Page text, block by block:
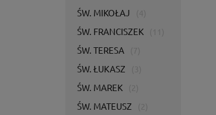
ŚW. MIKOŁAJ
ŚW. FRANCISZEK
ŚW. TERESA
ŚW. ŁUKASZ
ŚW. MAREK
ŚW. MATEUSZ
Ornat zielony z bogatym haftem IHS -
KOR/056/01/01
2 215,45 zł